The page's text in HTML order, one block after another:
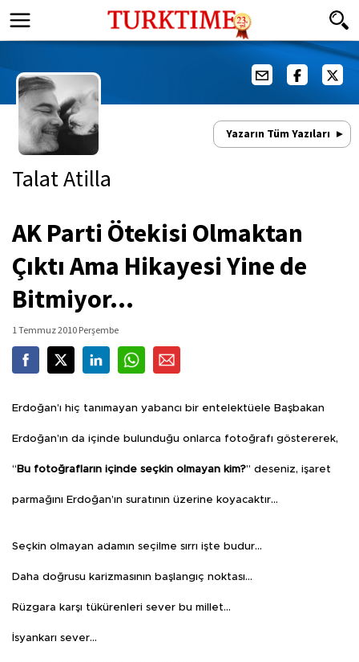
Yazarın Tüm Yazıları
Talat Atilla
AK Parti Ötekisi Olmaktan
Çıktı Ama Hikayesi Yine de
Bitmiyor…
1 Temmuz 2010 Perşembe
Erdoğan’ı hiç tanımayan yabancı bir entelektüele Başbakan
Erdoğan’ın da içinde bulunduğu onlarca fotoğrafı göstererek,
“ Bu fotoğrafların içinde seçkin olmayan kim?” deseniz, işaret
parmağını Erdoğan’ın suratının üzerine koyacaktır…
Seçkin olmayan adamın seçilme sırrı işte budur…
Daha doğrusu karizmasının başlangıç noktası…
Rüzgara karşı tükürenleri sever bu millet…
İsyankarı sever…